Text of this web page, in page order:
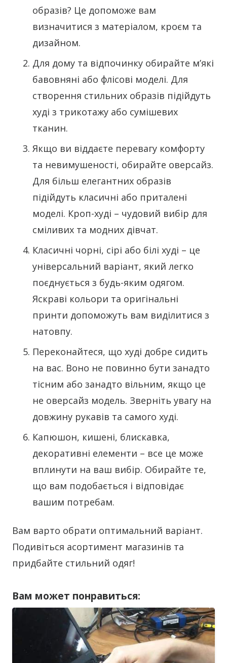
образів? Це допоможе вам
визначитися з матеріалом, кроєм та
дизайном.
Для дому та відпочинку обирайте м’які
бавовняні або флісові моделі. Для
створення стильних образів підійдуть
худі з трикотажу або сумішевих
тканин.
Якщо ви віддаєте перевагу комфорту
та невимушеності, обирайте оверсайз.
Для більш елегантних образів
підійдуть класичні або приталені
моделі. Кроп-худі – чудовий вибір для
сміливих та модних дівчат.
Класичні чорні, сірі або білі худі – це
універсальний варіант, який легко
поєднується з будь-яким одягом.
Яскраві кольори та оригінальні
принти допоможуть вам виділитися з
натовпу.
Переконайтеся, що худі добре сидить
на вас. Воно не повинно бути занадто
тісним або занадто вільним, якщо це
не оверсайз модель. Зверніть увагу на
довжину рукавів та самого худі.
Капюшон, кишені, блискавка,
декоративні елементи – все це може
вплинути на ваш вибір. Обирайте те,
що вам подобається і відповідає
вашим потребам.
Вам варто обрати оптимальний варіант.
Подивіться асортимент магазинів та
придбайте стильний одяг!
Вам может понравиться: